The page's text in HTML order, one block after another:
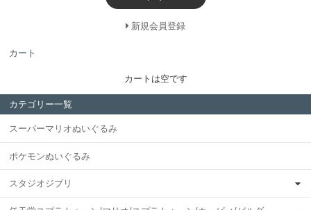
新規会員登録
カート
カートは空です
カテゴリー一覧
スーパーマリオぬいぐるみ
ポケモンぬいぐるみ
スタジオジブリ